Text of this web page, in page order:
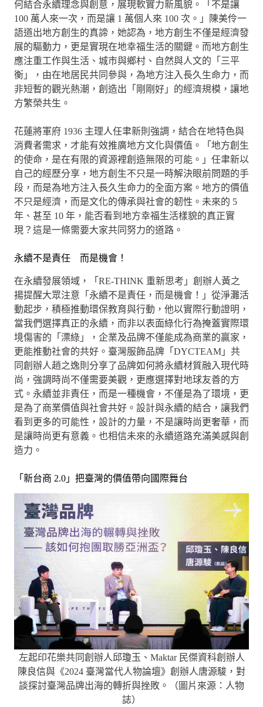
何結合永續理念與創意，展現軟實力新風貌。「不是讓
100 萬人來一次，而是讓 1 萬個人來 100 次。」陳美伶一
語道出地方創生的真諦，她認為，地方創生不僅是經濟發
展的驅動力，更是實現在地幸福生活的關鍵。而地方創生
應注重工作與生活、城市與鄉村、自然與人文的「三平
衡」，由在地居民共同參與，為地方注入長久生命力，而
非短暫的觀光熱潮，創造出「剛剛好」的經濟規模，讓地
方繁榮共生。
花蓮將軍府 1936 主理人任聿新則強調，結合在地特色與
消費者需求，才能有效推廣地方文化與價值。「地方創生
的使命，是在有限的資源裡創造無限的可能。」任聿新以
自己的經歷分享，地方創生不只是一時解決眼前問題的手
段，而是為地方注入長久生命力的全面方案。地方的價值
不只是經濟，而是文化的傳承與社會的韌性。未來的 5
年、甚至 10 年，能否看到地方幸福生活樣貌的真正實
現？這是一條需要大家共同努力的道路。
永續不是責任 而是機會！
在永續發展領域，「RE-THINK 重新思考」創辦人黃之
揚提醒大眾注意「永續不是責任，而是機會！」從淨灘活
動起步，積極推動環保教育與行動，他以實際行動證明，
當我們選擇真正的永續，而非以表面綠化行為掩蓋實際環
境傷害的「漂綠」，企業及品牌不僅能成為商業的贏家，
更能推動社會的共好。臺灣服飾品牌「DYCTEAM」共
同創辦人趙之逸則分享了品牌如何將永續材質融入現代時
尚，強調時尚不僅需要美觀，更應選擇對地球友善的方
式。永續並非責任，而是一種機會，不僅是為了環境，更
是為了商業價值與社會共好。設計與永續的結合，讓我們
看到更多的可能性，設計的力量，不是讓時尚更奢華，而
是讓時尚更有意義。也相信未來的永續道路充滿美感與創
造力。
「新台商 2.0」把臺灣的價值帶向國際舞台
左起印花樂共同創辦人邱瓊玉、Maktar 民傑資科創辦人
陳良信與《2024 臺灣當代人物論壇》創辦人唐源駿，對
談探討臺灣品牌出海的轉折與挫敗。（圖片來源：人物
誌）